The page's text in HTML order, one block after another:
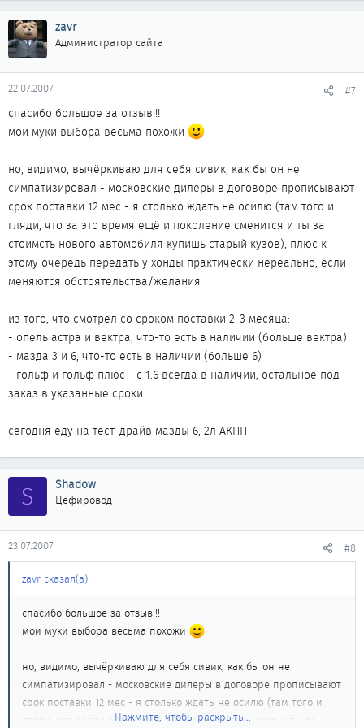
zavr
Администратор сайта
22.07.2007 #7
спасибо большое за отзыв!!!
мои муки выбора весьма похожи
но, видимо, вычёркиваю для себя сивик, как бы он не
симпатизировал - московские дилеры в договоре прописывают
срок поставки 12 мес - я столько ждать не осилю (там того и
гляди, что за это время ещё и поколение сменится и ты за
стоимсть нового автомобиля купишь старый кузов), плюс к
этому очередь передать у хонды практически нереально, если
меняются обстоятельства/желания
из того, что смотрел со сроком поставки 2-3 месяца:
- опель астра и вектра, что-то есть в наличии (больше вектра)
- мазда 3 и 6, что-то есть в наличии (больше 6)
- гольф и гольф плюс - с 1.6 всегда в наличии, остальное под
заказ в указанные сроки
сегодня еду на тест-драйв мазды 6, 2л АКПП
S Shadow
Цефировод
23.07.2007 #8
zavr сказал(а):
спасибо большое за отзыв!!!
мои муки выбора весьма похожи
но, видимо, вычёркиваю для себя сивик, как бы он не
симпатизировал - московские дилеры в договоре прописывают
срок поставки 12 мес - я столько ждать не осилю (там того и
гляди, что за это время ещё и поколение сменится и ты за
Нажмите, чтобы раскрыть...